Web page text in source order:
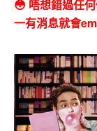
😳 唔想錯過任
一有消息就會